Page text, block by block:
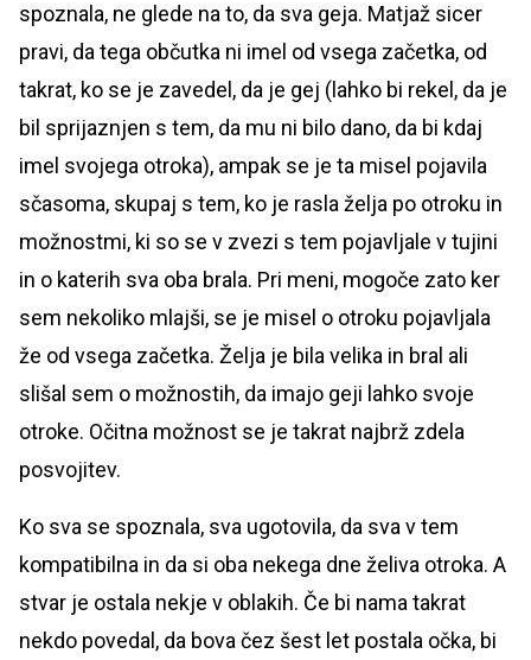
spoznala, ne glede na to, da sva geja. Matjaž sicer
pravi, da tega občutka ni imel od vsega začetka, od
takrat, ko se je zavedel, da je gej (lahko bi rekel, da je
bil sprijaznjen s tem, da mu ni bilo dano, da bi kdaj
imel svojega otroka), ampak se je ta misel pojavila
sčasoma, skupaj s tem, ko je rasla želja po otroku in
možnostmi, ki so se v zvezi s tem pojavljale v tujini
in o katerih sva oba brala. Pri meni, mogoče zato ker
sem nekoliko mlajši, se je misel o otroku pojavljala
že od vsega začetka. Želja je bila velika in bral ali
slišal sem o možnostih, da imajo geji lahko svoje
otroke. Očitna možnost se je takrat najbrž zdela
posvojitev.
Ko sva se spoznala, sva ugotovila, da sva v tem
kompatibilna in da si oba nekega dne želiva otroka. A
stvar je ostala nekje v oblakih. Če bi nama takrat
nekdo povedal, da bova čez šest let postala očka, bi